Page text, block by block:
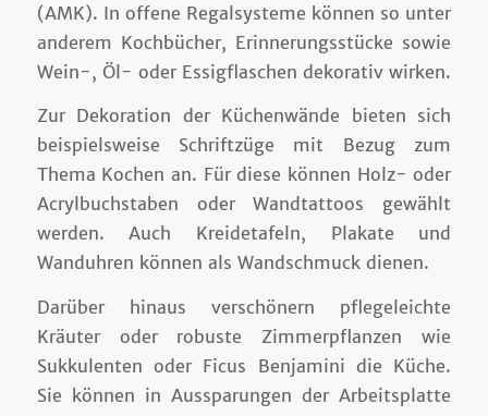
(AMK). In offene Regalsysteme können so unter
anderem Kochbücher, Erinnerungsstücke sowie
Wein-, Öl- oder Essigflaschen dekorativ wirken.
Zur Dekoration der Küchenwände bieten sich
beispielsweise Schriftzüge mit Bezug zum
Thema Kochen an. Für diese können Holz- oder
Acrylbuchstaben oder Wandtattoos gewählt
werden. Auch Kreidetafeln, Plakate und
Wanduhren können als Wandschmuck dienen.
Darüber hinaus verschönern pflegeleichte
Kräuter oder robuste Zimmerpflanzen wie
Sukkulenten oder Ficus Benjamini die Küche.
Sie können in Aussparungen der Arbeitsplatte